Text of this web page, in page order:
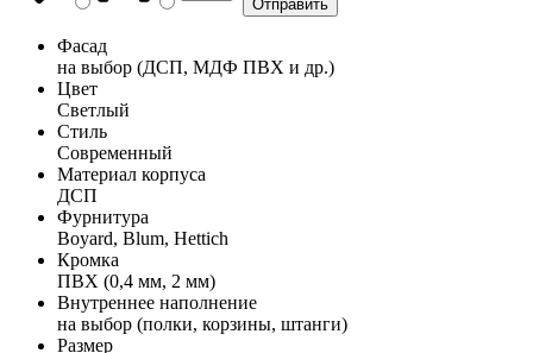
Фасад
на выбор (ДСП, МДФ ПВХ и др.)
Цвет
Светлый
Стиль
Современный
Материал корпуса
ДСП
Фурнитура
Boyard, Blum, Hettich
Кромка
ПВХ (0,4 мм, 2 мм)
Внутреннее наполнение
на выбор (полки, корзины, штанги)
Размер